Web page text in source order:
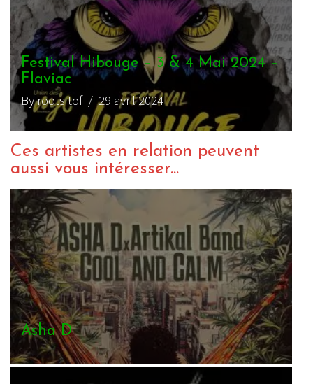
Festival Hibouge – 3 & 4 Mai 2024 –
Flaviac
By roots tof/ 29 avril 2024
Ces artistes en relation peuvent
aussi vous intéresser...
Asha D